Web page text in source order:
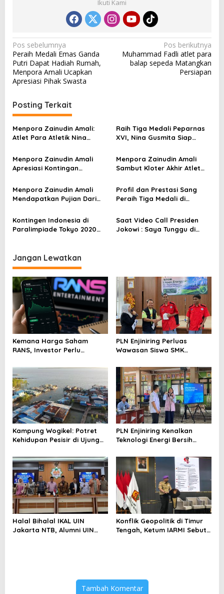
Ikuti Kami
N
a
v
i
g
a
s
i
p
o
s
Pos sebelumnya
Peraih Medali Emas Ganda
Putri Dapat Hadiah Rumah,
Menpora Amali Ucapkan
Apresiasi Pihak Swasta
Pos berikutnya
Muhammad Fadli atlet para
balap sepeda Matangkan
Persiapan
Posting Terkait
Menpora Zainudin Amali:
Atlet Para Atletik Nina
Hadapi Paralimpiade 2024
Raih Tiga Medali Peparnas
XVI, Nina Gusmita Siap
Amali Tampil di
Paralimpiade
Menpora Zainudin Amali
Apresiasi Kontingan
Paralimpiade Tokyo 2020
Menpora Zainudin Amali
Sambut Kloter Akhir Atlet
Menpora Zainudin Amali
Mendapatkan Pujian Dari
Profil dan Prestasi Sang
Peraih Tiga Medali di
Kontingen Indonesia di
Paralimpiade Tokyo 2020
Saat Video Call Presiden
Jokowi : Saya Tunggu di
Jangan Lewatkan
Kemana Harga Saham
RANS, Investor Perlu
Menghindari Spekulasi
Berlebihan
PLN Enjiniring Perluas
Wawasan Siswa SMK
Perubahan Iklim
Kampung Wogikel: Potret
Kehidupan Pesisir di Ujung
Bertahan di Tengah
Keterbatasan
PLN Enjiniring Kenalkan
Teknologi Energi Bersih
Halal Bihalal IKAL UIN
Jakarta NTB, Alumni UIN
Konflik Geopolitik di Timur
Tengah, Ketum IARMI Sebut
Tambah Komentar